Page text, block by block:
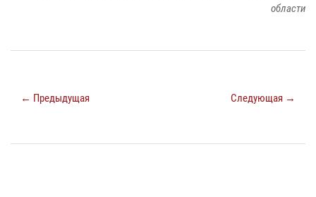
области
← Предыдущая Следующая →